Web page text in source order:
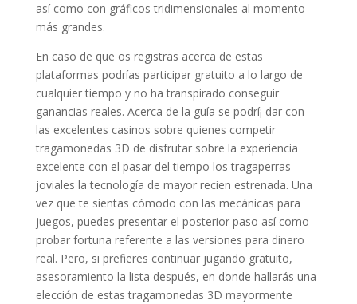
así­ como con gráficos tridimensionales al momento
más grandes.
En caso de que os registras acerca de estas
plataformas podrías participar gratuito a lo largo de
cualquier tiempo y no ha transpirado conseguir
ganancias reales. Acerca de la guía se podrí¡ dar con
las excelentes casinos sobre quienes competir
tragamonedas 3D de disfrutar sobre la experiencia
excelente con el pasar del tiempo los tragaperras
joviales la tecnología de mayor recien estrenada. Una
vez que te sientas cómodo con las mecánicas para
juegos, puedes presentar el posterior paso así­ como
probar fortuna referente a las versiones para dinero
real. Pero, si prefieres continuar jugando gratuito,
asesoramiento la lista después, en donde hallarás una
elección de estas tragamonedas 3D mayormente